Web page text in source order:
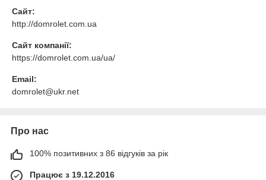
Сайт:
http://domrolet.com.ua
Сайт компанії:
https://domrolet.com.ua/ua/
Email:
domrolet@ukr.net
Про нас
100% позитивних з 86 відгуків за рік
Працює з 19.12.2016